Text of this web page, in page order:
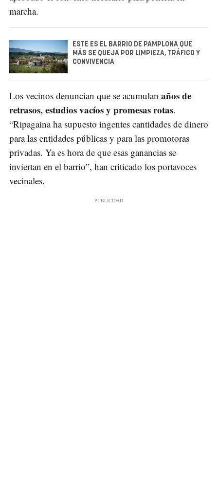
marcha.
ESTE ES EL BARRIO DE PAMPLONA QUE
MÁS SE QUEJA POR LIMPIEZA, TRÁFICO Y
CONVIVENCIA
Los vecinos denuncian que se acumulan años de
retrasos, estudios vacíos y promesas rotas.
“Ripagaina ha supuesto ingentes cantidades de dinero
para las entidades públicas y para las promotoras
privadas. Ya es hora de que esas ganancias se
inviertan en el barrio”, han criticado los portavoces
vecinales.